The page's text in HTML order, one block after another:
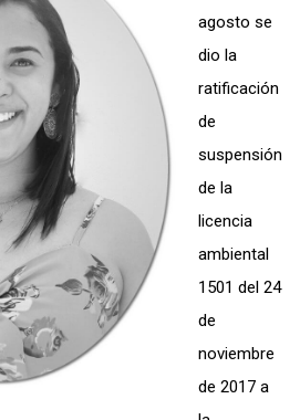
agosto se
dio la
ratificación
de
suspensión
de la
licencia
ambiental
1501 del 24
de
noviembre
de 2017 a